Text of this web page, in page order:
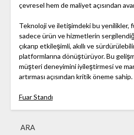
çevresel hem de maliyet açısından
Teknoloji ve iletişimdeki bu yenilikler,
sadece ürün ve hizmetlerin
çıkarıp etkileşimli, akıllı ve
platformlarına dönüştürüyor. Bu
müşteri deneyimini iyileştirmesi ve
artırması açısından kritik öneme sahip.
Fuar Standı
ARA